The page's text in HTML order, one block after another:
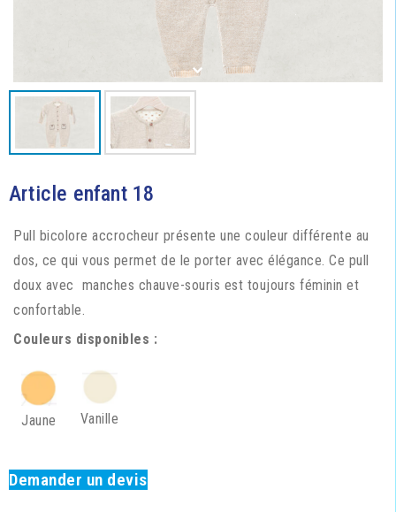
Article enfant 18
Pull bicolore accrocheur présente une couleur différente au
dos, ce qui vous permet de le porter avec élégance. Ce pull
doux avec manches chauve-souris est toujours féminin et
confortable.
Couleurs disponibles :
Jaune Vanille
Demander un devis